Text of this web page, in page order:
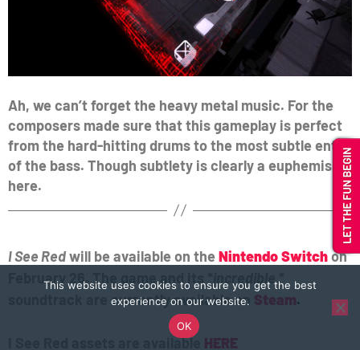
Ah, we can’t forget the heavy metal music. For the
composers made sure that this gameplay is perfect
from the hard-hitting drums to the most subtle entry
of the bass. Though subtlety is clearly a euphemism
here.
I See Redwill be available on the Nintendo Switchon
February 26. The game and its *
incredible *
soundtrack are currently available on Steam.
I See Red assets are available HERE
This website uses cookies to ensure you get the best
experience on our website.
OK